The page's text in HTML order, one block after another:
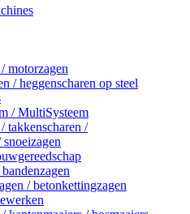
motorzagen
/ heggenscharen op steel
/ MultiSysteem
takkenscharen /
/ betonkettingzagen